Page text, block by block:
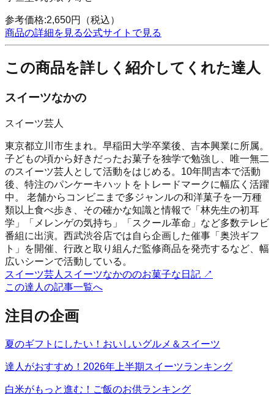
参考価格:2,650円
（税込）
商品の詳細を見る公式サイトで見る
この商品を詳しく紹介してくれた達人
スイーツなかの
スイーツ芸人
東京都立川市生まれ。早稲田大学卒業後、吉本興業に所属。
子どもの頃から好きだったお菓子を独学で勉強し、唯一無二
のスイーツ芸人として活動をはじめる。10年間吉本で活動
後、特注のパンケーキハットをトレードマークに幅広く活躍
中。 老舗からコンビニまで多ジャンルの和洋菓子を一万種
類以上食べ歩き、その確かな知識と情報で「林先生の初耳
学」「メレンゲの気持ち」「スクール革命」など多数テレビ
番組に出演。西武渋谷店では自ら企画した催事「奥渋ギフ
ト」を開催、行政と取り組んだ監修商品を発売するなど、幅
広いシーンで活動している。
スイーツ芸人スイーツなかののお菓子な日記 ↗
この達人の記事一覧へ
注目の企画
夏のギフトにしたい！おいしいグルメ＆スイーツ
達人がおすすめ！2026年上半期スイーツランキング
白米がもっと進む！ご飯のお供ランキング